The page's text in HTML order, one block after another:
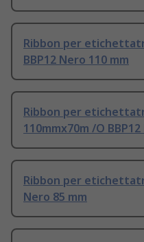
Ribbon per
BBP12 Nero 110 mm
Ribbon per
110mmx70m /O
Ribbon per
Nero 85 mm